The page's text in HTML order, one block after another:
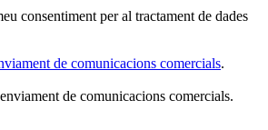
consentiment per al tractament de dades
de comunicacions comercials.
de comunicacions comercials.